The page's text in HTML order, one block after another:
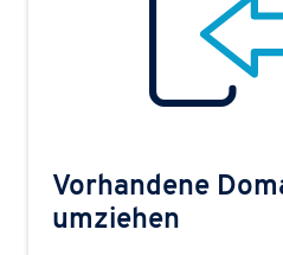
Vorhandene
umziehen